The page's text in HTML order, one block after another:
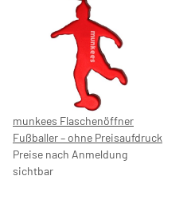
munkees Flaschenöffner
Fußballer – ohne Preisaufdruck
Preise nach Anmeldung
sichtbar